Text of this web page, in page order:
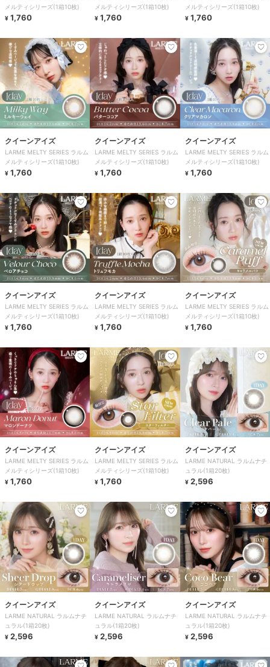
メルティシリーズ(1箱10枚)
¥ 1,760
メルティシリーズ(1箱10枚)
¥ 1,760
メルティシリーズ(1箱10枚)
¥ 1,760
クイーンアイズ
LARME MELTY SERIES ラルム
メルティシリーズ(1箱10枚)
¥ 1,760
クイーンアイズ
LARME MELTY SERIES ラルム
メルティシリーズ(1箱10枚)
¥ 1,760
クイーンアイズ
LARME MELTY SERIES ラルム
メルティシリーズ(1箱10枚)
¥ 1,760
クイーンアイズ
LARME MELTY SERIES ラルム
メルティシリーズ(1箱10枚)
¥ 1,760
クイーンアイズ
LARME MELTY SERIES ラルム
メルティシリーズ(1箱10枚)
¥ 1,760
クイーンアイズ
LARME MELTY SERIES ラルム
メルティシリーズ(1箱10枚)
¥ 1,760
クイーンアイズ
LARME MELTY SERIES ラルム
メルティシリーズ(1箱10枚)
¥ 1,760
クイーンアイズ
LARME MELTY SERIES ラルム
メルティシリーズ(1箱10枚)
¥ 1,760
クイーンアイズ
LARME NATURAL ラルムナチ
ュラル(1箱20枚)
¥ 2,596
クイーンアイズ
LARME NATURAL ラルムナチ
ュラル(1箱20枚)
¥ 2,596
クイーンアイズ
LARME NATURAL ラルムナチ
ュラル(1箱20枚)
¥ 2,596
クイーンアイズ
LARME NATURAL ラルムナチ
ュラル(1箱20枚)
¥ 2,596